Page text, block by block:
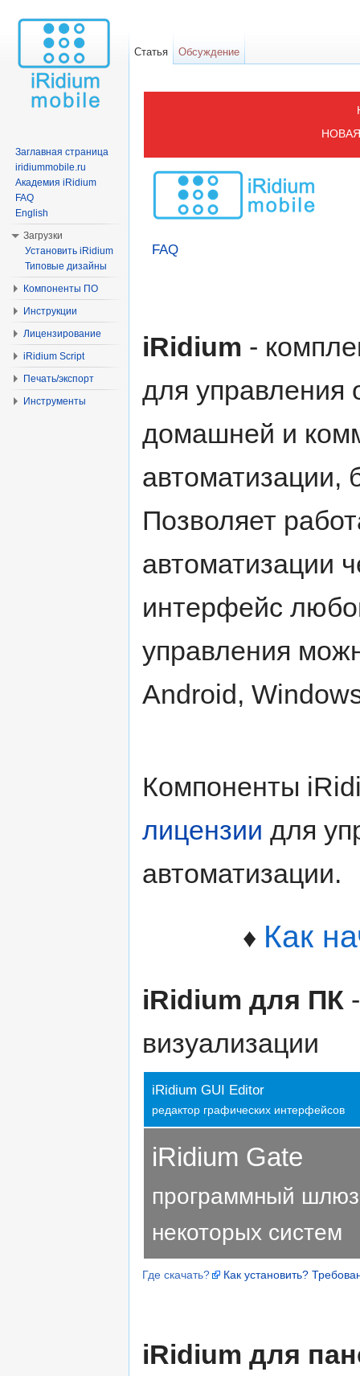
НОВАЯ
FAQ
iRidium -
для управления
домашней и
автоматизации,
Позволяет
автоматизации
интерфейс
управления
Android,
Компоненты
лицензии для
автоматизации.
♦ Как
iRidium для ПК
визуализации
iRidium GUI Editor
редактор графических интерфейсов
iRidium Gate
программный
некоторых систем
Где скачать? Как установить?
iRidium для
Статья Обсуждение
Заглавная страница
iridiummobile.ru
Академия iRidium
FAQ
English
Загрузки
Установить iRidium
Типовые дизайны
Компоненты ПО
Инструкции
Лицензирование
iRidium Script
Печать/экспорт
Инструменты